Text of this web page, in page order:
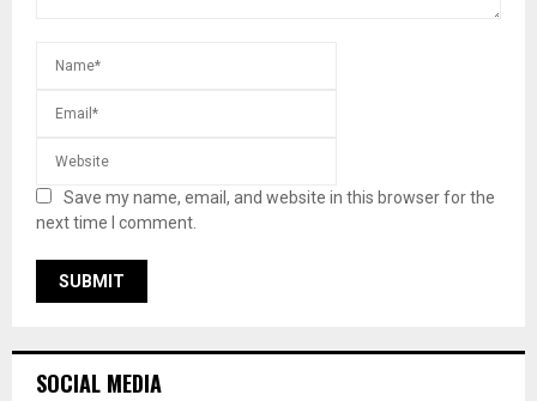
Save my name, email, and website in this browser for the
next time I comment.
SOCIAL MEDIA